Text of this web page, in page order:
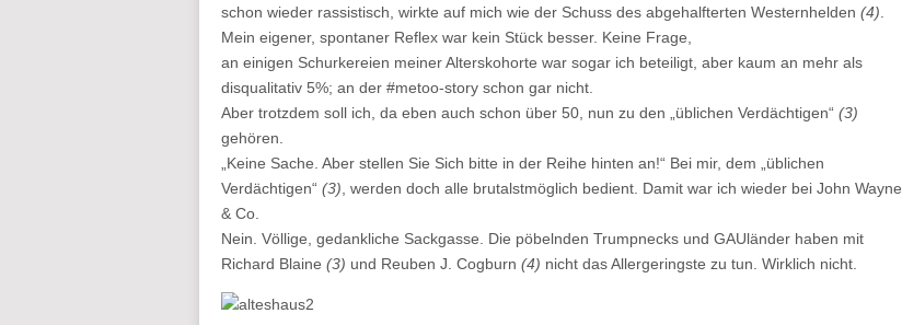
schon wieder rassistisch, wirkte auf mich wie der Schuss des abgehalfterten Westernhelden (4)
Mein eigener, spontaner Reflex war kein Stück besser. Keine Frage,
an einigen Schurkereien meiner Alterskohorte war sogar ich beteiligt, aber kaum an mehr als
disqualitativ 5%; an der #metoo-story schon gar nicht.
Aber trotzdem soll ich, da eben auch schon über 50, nun zu den „üblichen Verdächtigen“ (3)
gehören.
„Keine Sache. Aber stellen Sie Sich bitte in der Reihe hinten an!“ Bei mir, dem „üblichen
Verdächtigen“ (3) , werden doch alle brutalstmöglich bedient. Damit war ich wieder bei John Wayne
& Co.
Nein. Völlige, gedankliche Sackgasse. Die pöbelnden Trumpnecks und GAUländer haben mit
Richard Blaine (3) und Reuben J. Cogburn (4) nicht das Allergeringste zu tun. Wirklich nicht.